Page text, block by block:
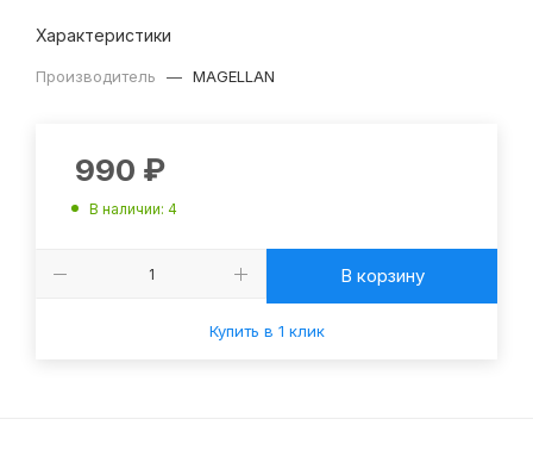
Характеристики
Производитель — MAGELLAN
990 ₽
В наличии: 4
В корзину
Купить в 1 клик